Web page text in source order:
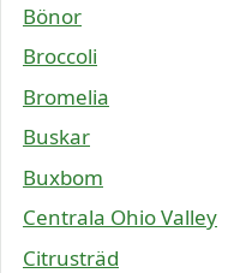
Bönor
Broccoli
Bromelia
Buskar
Buxbom
Centrala Ohio Valley
Citrusträd